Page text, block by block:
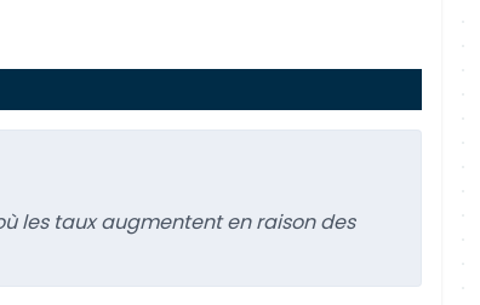
les taux augmentent en raison des